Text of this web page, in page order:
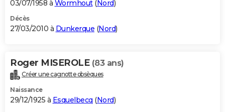
03/07/1958 à Wormhout(Nord)
Décès
27/03/2010 à Dunkerque (Nord)
Roger MISEROLE (83 ans)
Créer une cagnotte obsèques
Naissance
29/12/1925 à Esquelbecq (Nord)